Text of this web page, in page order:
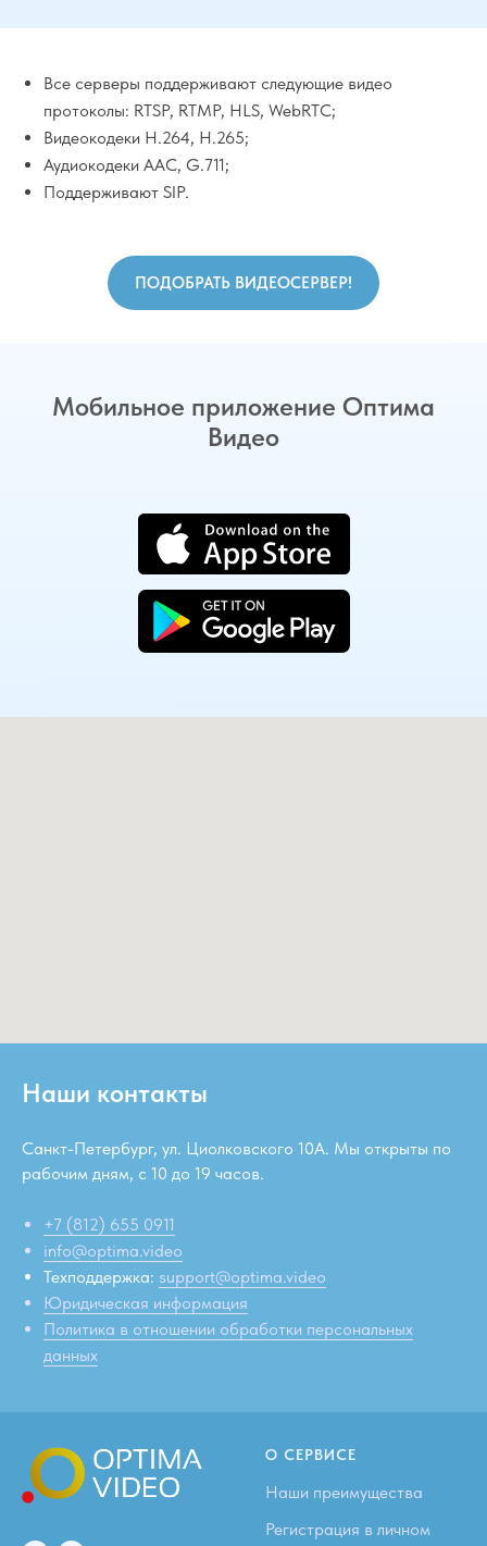
Все серверы поддерживают следующие видео
протоколы: RTSP, RTMP, HLS, WebRTC;
Видеокодеки H.264, H.265;
Аудиокодеки AAC, G.711;
Поддерживают SIP.
ПОДОБРАТЬ ВИДЕОСЕРВЕР!
Мобильное приложение Оптима
Видео
Наши контакты
Санкт-Петербург, ул. Циолковского 10А. Мы открыты по
рабочим дням, c 10 до 19 часов.
+7 (812) 655 0911
info@optima.video
Техподдержка: support@optima.video
Юридическая информация
Политика в отношении обработки персональных
данных
О СЕРВИСЕ
Наши преимущества
Регистрация в личном